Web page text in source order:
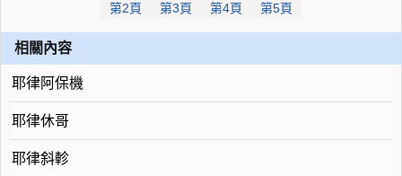
第2頁 第3頁 第4頁 第5頁
相關內容
耶律阿保機
耶律休哥
耶律斜軫